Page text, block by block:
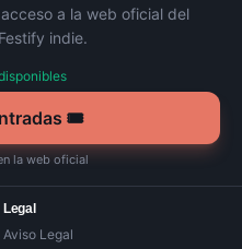
a la web oficial del
indie.
🎟️
la web oficial
Legal
Aviso Legal